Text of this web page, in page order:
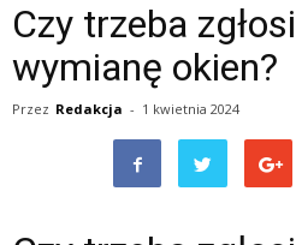
Czy trzeba
wymianę okien?
Przez Redakcja - 1 kwietnia 2024